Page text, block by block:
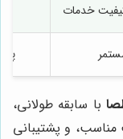
خدمات
با سابقه طولانی،
و پشتیبانی